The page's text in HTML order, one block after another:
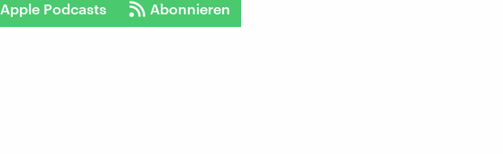
Apple Podcasts Abonnieren